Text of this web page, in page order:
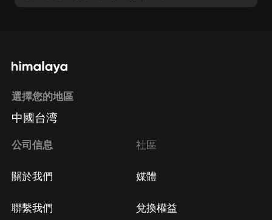
選擇您的地區
中國台湾
公司信息
關於我們
聯繫我們
社區
媒體
兌換權益